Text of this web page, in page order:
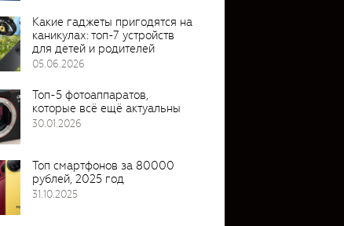
Какие гаджеты пригодятся на
каникулах: топ-7 устройств
для детей и родителей
05.06.2026
Топ-5 фотоаппаратов,
которые всё ещё актуальны
30.01.2026
Топ смартфонов за 80000
рублей, 2025 год
31.10.2025